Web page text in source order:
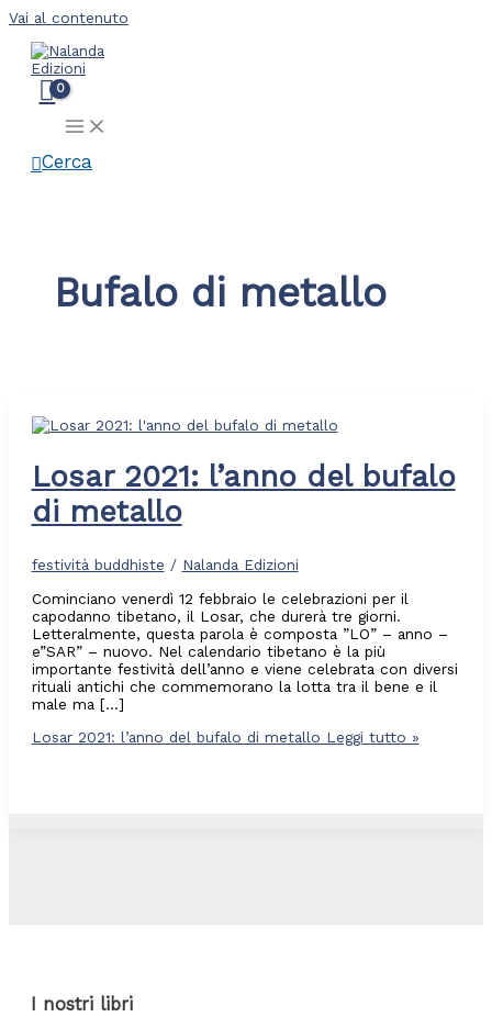
Vai al contenuto
Cerca
Bufalo di metallo
Losar 2021: l’anno del bufalo
di metallo
festività buddhiste / Nalanda Edizioni
Cominciano venerdì 12 febbraio le celebrazioni per il
capodanno tibetano, il Losar, che durerà tre giorni.
Letteralmente, questa parola è composta ”LO” – anno –
e”SAR” – nuovo. Nel calendario tibetano è la più
importante festività dell’anno e viene celebrata con diversi
rituali antichi che commemorano la lotta tra il bene e il
male ma […]
Losar 2021: l’anno del bufalo di metallo Leggi tutto »
I nostri libri